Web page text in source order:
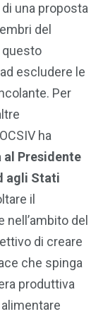
una proposta
del
questo
escludere le
Per
ha
al Presidente
agli Stati
il
del
di creare
che spinga
produttiva